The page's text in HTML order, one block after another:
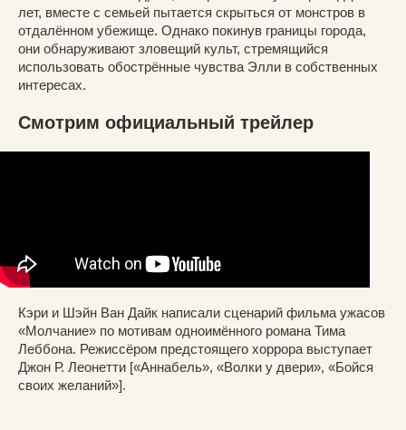
лет, вместе с семьей пытается скрыться от монстров в
отдалённом убежище. Однако покинув границы города,
они обнаруживают зловещий культ, стремящийся
использовать обострённые чувства Элли в собственных
интересах.
Смотрим официальный трейлер
Кэри и Шэйн Ван Дайк написали сценарий фильма ужасов
«Молчание» по мотивам одноимённого романа Тима
Леббона. Режиссёром предстоящего хоррора выступает
Джон Р. Леонетти [«Аннабель», «Волки у двери», «Бойся
своих желаний»].